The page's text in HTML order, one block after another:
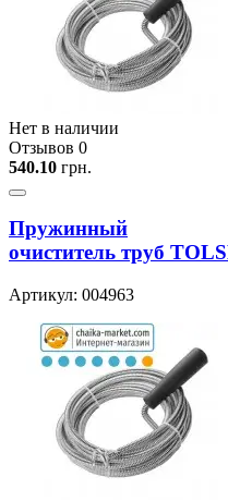
Нет в наличии
Отзывов 0
540.10 грн.
Пружинный
очиститель труб
Артикул: 004963